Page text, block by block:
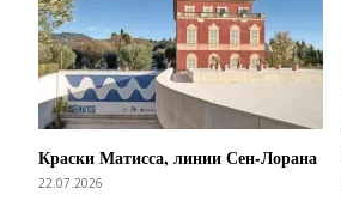
Краски Матисса, линии Сен-Лорана
22.07.2026